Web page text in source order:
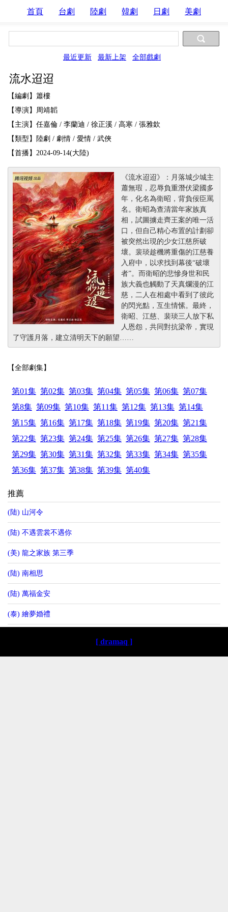
首頁 台劇 陸劇 韓劇 日劇 美劇
最近更新 最新上架 全部戲劇
流水迢迢
【編劇】簫樓
【導演】周靖韜
【主演】任嘉倫 / 李蘭迪 / 徐正溪 / 高寒 / 張雅欽
【類型】陸劇 / 劇情 / 愛情 / 武俠
【首播】2024-09-14(大陸)
《流水迢迢》：月落城少城主
蕭無瑕，忍辱負重潛伏梁國多
年，化名為衛昭，背負佞臣罵
名。衛昭為查清當年家族真
相，試圖擄走齊王案的唯一活
口，但自己精心布置的計劃卻
被突然出現的少女江慈所破
壞。裴琰趁機將重傷的江慈養
入府中，以求找到幕後“破壞
者”。而衛昭的悲慘身世和民
族大義也觸動了天真爛漫的江
慈，二人在相處中看到了彼此
的閃光點，互生情愫。最終，
衛昭、江慈、裴琰三人放下私
人恩怨，共同對抗梁帝，實現
了守護月落，建立清明天下的願望……
【全部劇集】
第01集 第02集 第03集 第04集 第05集 第06集 第07集
第8集 第09集 第10集 第11集 第12集 第13集 第14集
第15集 第16集 第17集 第18集 第19集 第20集 第21集
第22集 第23集 第24集 第25集 第26集 第27集 第28集
第29集 第30集 第31集 第32集 第33集 第34集 第35集
第36集 第37集 第38集 第39集 第40集
推薦
(陆) 山河令
(陆) 不遇雲裳不遇你
(美) 龍之家族 第三季
(陆) 南相思
(陆) 萬福金安
(泰) 繪夢婚禮
[ dramaq ]